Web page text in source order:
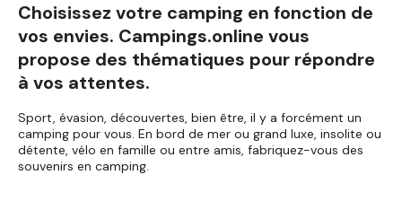
Choisissez votre camping en fonction de
vos envies. Campings.online vous
propose des thématiques pour répondre
à vos attentes.
Sport, évasion, découvertes, bien être, il y a forcément un
camping pour vous. En bord de mer ou grand luxe, insolite ou
détente, vélo en famille ou entre amis, fabriquez-vous des
souvenirs en camping.